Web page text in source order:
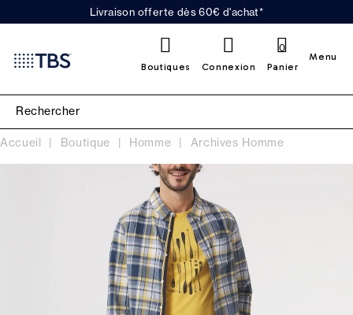
Livraison offerte dès 60€ d'achat*
Boutiques Connexion Panier
0
Menu
Accueil Boutique Homme Archives Homme